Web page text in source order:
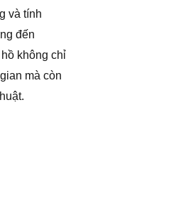
và tính
đến
không chỉ
mà còn